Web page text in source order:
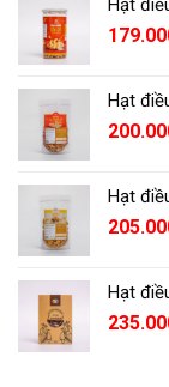
Hạt
Hạt
Hạt